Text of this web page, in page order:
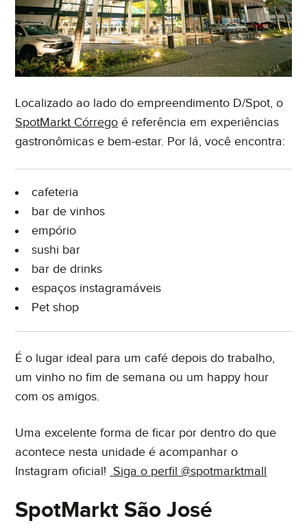
Localizado ao lado do empreendimento D/Spot, o
SpotMarkt Córrego é referência em experiências
gastronômicas e bem-estar. Por lá, você encontra:
cafeteria
bar de vinhos
empório
sushi bar
bar de drinks
espaços instagramáveis
Pet shop
É o lugar ideal para um café depois do trabalho,
um vinho no fim de semana ou um happy hour
com os amigos.
Uma excelente forma de ficar por dentro do que
acontece nesta unidade é acompanhar o
Instagram oficial! Siga o perfil @spotmarktmall
SpotMarkt São José